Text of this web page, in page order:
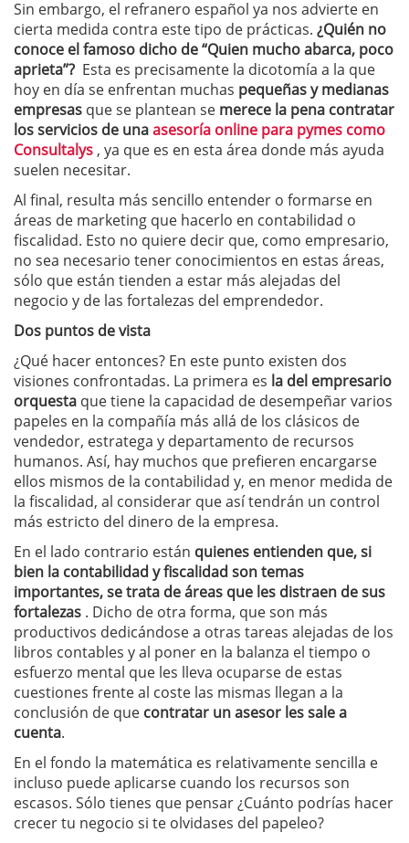
Sin embargo, el refranero español ya nos advierte en
cierta medida contra este tipo de prácticas. ¿Quién no
conoce el famoso dicho de “Quien mucho abarca, poco
aprieta”? Esta es precisamente la dicotomía a la que
hoy en día se enfrentan muchas pequeñas y medianas
empresas que se plantean se merece la pena contratar
los servicios de unaasesoría online para pymes como
Consultalys , ya que es en esta área donde más ayuda
suelen necesitar.
Al final, resulta más sencillo entender o formarse en
áreas de marketing que hacerlo en contabilidad o
fiscalidad. Esto no quiere decir que, como empresario,
no sea necesario tener conocimientos en estas áreas,
sólo que están tienden a estar más alejadas del
negocio y de las fortalezas del emprendedor.
Dos puntos de vista
¿Qué hacer entonces? En este punto existen dos
visiones confrontadas. La primera es la del empresario
orquesta que tiene la capacidad de desempeñar varios
papeles en la compañía más allá de los clásicos de
vendedor, estratega y departamento de recursos
humanos. Así, hay muchos que prefieren encargarse
ellos mismos de la contabilidad y, en menor medida de
la fiscalidad, al considerar que así tendrán un control
más estricto del dinero de la empresa.
En el lado contrario están quienes entienden que, si
bien la contabilidad y fiscalidad son temas
importantes, se trata de áreas que les distraen de sus
fortalezas . Dicho de otra forma, que son más
productivos dedicándose a otras tareas alejadas de los
libros contables y al poner en la balanza el tiempo o
esfuerzo mental que les lleva ocuparse de estas
cuestiones frente al coste las mismas llegan a la
conclusión de que contratar un asesor les sale a
cuenta.
En el fondo la matemática es relativamente sencilla e
incluso puede aplicarse cuando los recursos son
escasos. Sólo tienes que pensar ¿Cuánto podrías hacer
crecer tu negocio si te olvidases del papeleo?